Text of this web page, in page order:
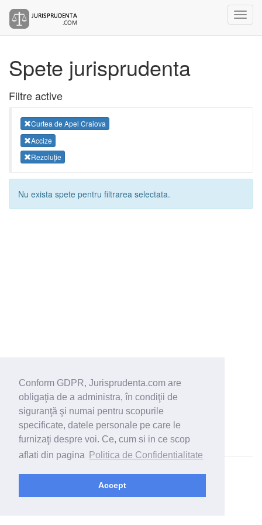
Conform GDPR, Jurisprudenta.com are
obligaţia de a administra, în condiţii de
siguranţă şi numai pentru scopurile
specificate, datele personale pe care le
furnizaţi despre voi. Ce, cum si in ce scop
aflati din pagina
Politica de Confidentialitate
Accept
Spete jurisprudenta
Filtre active
Curtea de Apel Craiova
Accize
Rezoluţie
Nu exista spete pentru filtrarea selectata.
© 2026 - Jurisprudenta.com -Cautare-Termeni si conditii